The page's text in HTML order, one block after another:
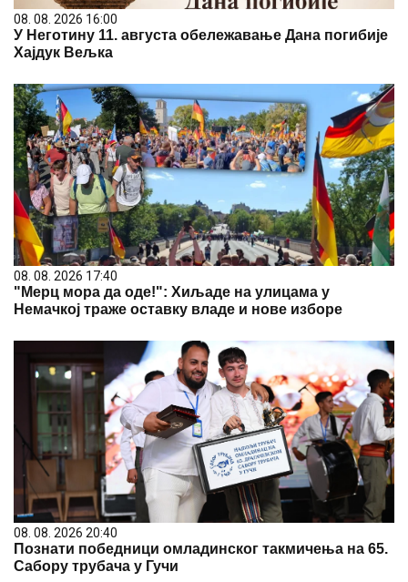
08. 08. 2026 16:00
У Неготину 11. августа обележавање Дана погибије
Хајдук Вељка
08. 08. 2026 17:40
"Мерц мора да оде!": Хиљаде на улицама у
Немачкој траже оставку владе и нове изборе
08. 08. 2026 20:40
Познати победници омладинског такмичења на 65.
Сабору трубача у Гучи